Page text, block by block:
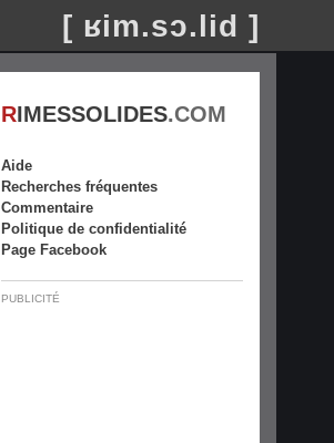
[ ʁim.sɔ.lid ]
RIMESSOLIDES.COM
Aide
Recherches fréquentes
Commentaire
Politique de confidentialité
Page Facebook
PUBLICITÉ